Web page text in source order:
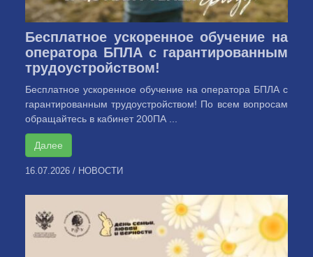
Бесплатное ускоренное обучение на
оператора БПЛА с гарантированным
трудоустройством!
Бесплатное ускоренное обучение на оператора БПЛА с
гарантированным трудоустройством! По всем вопросам
обращайтесь в кабинет 200ПА ...
Далее
16.07.2026 / НОВОСТИ